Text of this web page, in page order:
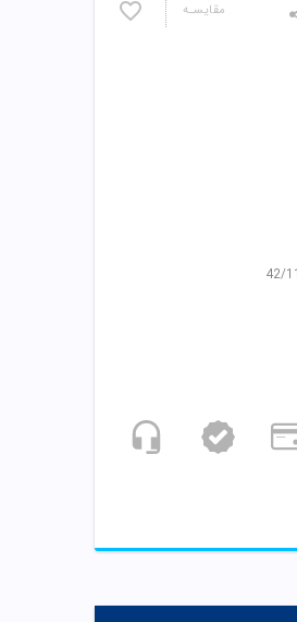
مقایسـه